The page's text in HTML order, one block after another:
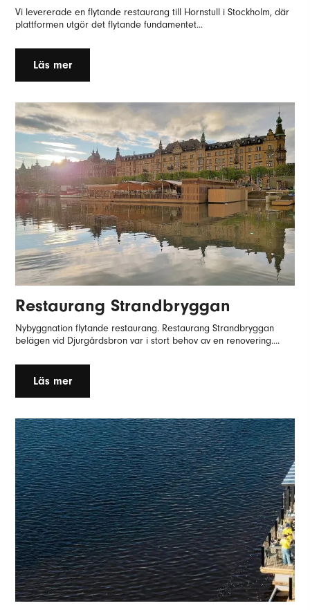
Vi levererade en flytande restaurang till Hornstull i Stockholm, där
plattformen utgör det flytande fundamentet...
Läs mer
Restaurang Strandbryggan
Nybyggnation flytande restaurang. Restaurang Strandbryggan
belägen vid Djurgårdsbron var i stort behov av en renovering....
Läs mer